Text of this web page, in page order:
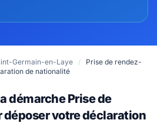
Germain-en-Laye /
Prise de rendez-
de nationalité
démarche Prise de
votre déclaration